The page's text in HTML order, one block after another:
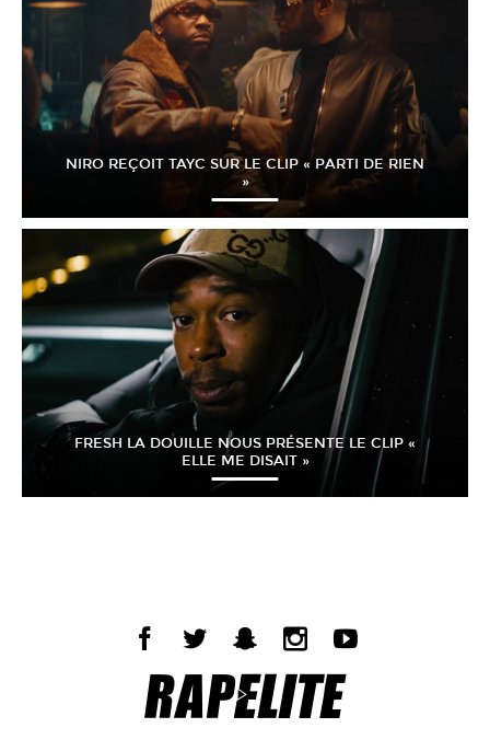
NIRO REÇOIT TAYC SUR LE CLIP « PARTI DE RIEN
»
FRESH LA DOUILLE NOUS PRÉSENTE LE CLIP «
ELLE ME DISAIT »